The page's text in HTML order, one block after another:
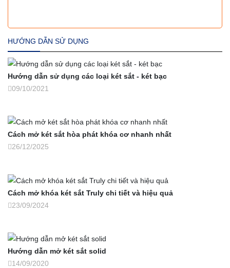
HƯỚNG DẪN SỬ DỤNG
Hướng dẫn sử dụng các loại két sắt - két bạc
09/10/2021
Cách mở két sắt hòa phát khóa cơ nhanh nhất
26/12/2025
Cách mở khóa két sắt Truly chi tiết và hiệu quả
23/09/2024
Hướng dẫn mở két sắt solid
14/09/2020